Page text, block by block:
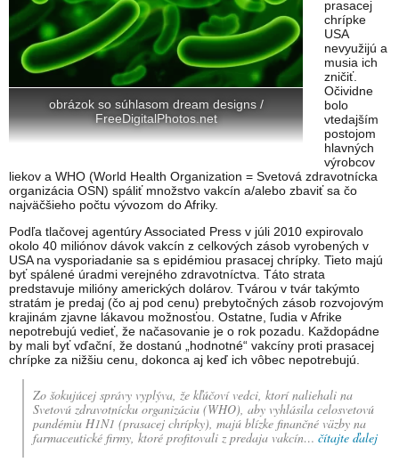
obrázok so súhlasom dream designs /
FreeDigitalPhotos.net
prasacej
chrípke
USA
nevyužijú a
musia ich
zničiť.
Očividne
bolo
vtedajším
postojom
hlavných
výrobcov
liekov a WHO (World Health Organization = Svetová zdravotnícka
organizácia OSN) spáliť množstvo vakcín a/alebo zbaviť sa čo
najväčšieho počtu vývozom do Afriky.
Podľa tlačovej agentúry Associated Press v júli 2010 expirovalo
okolo 40 miliónov dávok vakcín z celkových zásob vyrobených v
USA na vysporiadanie sa s epidémiou prasacej chrípky. Tieto majú
byť spálené úradmi verejného zdravotníctva. Táto strata
predstavuje milióny amerických dolárov. Tvárou v tvár takýmto
stratám je predaj (čo aj pod cenu) prebytočných zásob rozvojovým
krajinám zjavne lákavou možnosťou. Ostatne, ľudia v Afrike
nepotrebujú vedieť, že načasovanie je o rok pozadu. Každopádne
by mali byť vďační, že dostanú „hodnotné“ vakcíny proti prasacej
chrípke za nižšiu cenu, dokonca aj keď ich vôbec nepotrebujú.
Zo šokujúcej správy vyplýva, že kľúčoví vedci, ktorí naliehali na
Svetovú zdravotnícku organizáciu (WHO), aby vyhlásila celosvetovú
pandémiu H1N1 (prasacej chrípky), majú blízke finančné väzby na
farmaceutické firmy, ktoré profitovali z predaja vakcín… čítajte ďalej